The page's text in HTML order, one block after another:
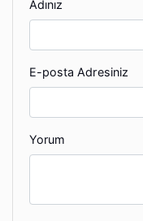
Adınız
E-posta Adresiniz
Yorum